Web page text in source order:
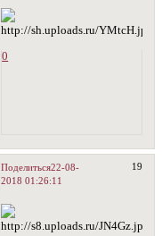
0
Поделиться 19
22-08-
2018 01:26:11